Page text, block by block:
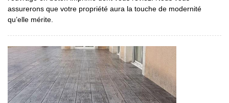
assurerons que votre propriété aura la touche de modernité
qu’elle mérite.